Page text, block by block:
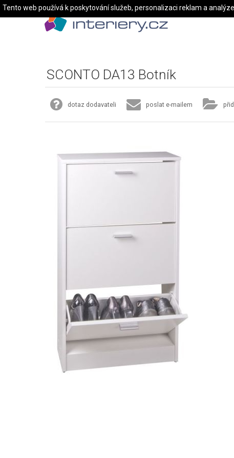
SCONTO DA13 Botník
dotaz dodavateli poslat e-mailem
Tento web používá k poskytování služeb, personalizaci reklam a